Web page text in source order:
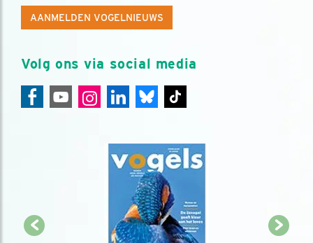
AANMELDEN VOGELNIEUWS
Volg ons via social media